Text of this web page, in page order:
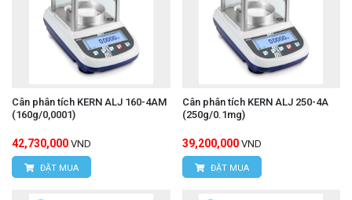
Cân phân tích KERN ALJ 160-4AM
(160g/0,0001)
42,730,000 VND
ĐẶT MUA
Cân phân tích KERN ALJ 250-4A
(250g/0.1mg)
39,200,000 VND
ĐẶT MUA